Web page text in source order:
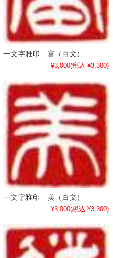
一文字雅印 富（白文）
¥3,000(税込 ¥3,300)
一文字雅印 美（白文）
¥3,000(税込 ¥3,300)